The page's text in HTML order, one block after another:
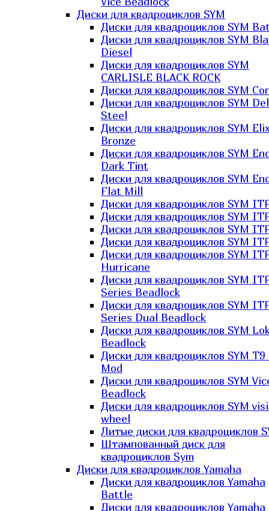
Диски для квадроциклов SYM
Диски для квадроциклов SYM
Диски для квадроциклов SYM
Diesel
Диски для квадроциклов SYM
CARLISLE BLACK ROCK
Диски для квадроциклов SYM
Диски для квадроциклов SYM
Steel
Диски для квадроциклов SYM
Bronze
Диски для квадроциклов SYM
Dark Tint
Диски для квадроциклов SYM
Flat Mill
Диски для квадроциклов SYM
Диски для квадроциклов SYM
Диски для квадроциклов SYM
Диски для квадроциклов SYM
Диски для квадроциклов SYM
Hurricane
Диски для квадроциклов SYM
Series Beadlock
Диски для квадроциклов SYM
Series Dual Beadlock
Диски для квадроциклов SYM
Beadlock
Диски для квадроциклов SYM T9
Mod
Диски для квадроциклов SYM
Beadlock
Диски для квадроциклов SYM
wheel
Литые диски для квадроциклов
Штампованный диск для
квадроциклов Sym
Диски для квадроциклов Yamaha
Диски для квадроциклов Yamaha
Battle
Диски для квадроциклов Yamaha